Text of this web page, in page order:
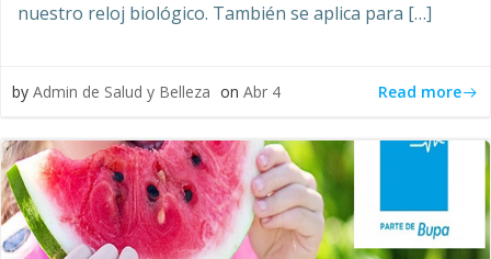
nuestro reloj biológico. También se aplica para […]
by Admin de Salud y Belleza on Abr 4 Read more